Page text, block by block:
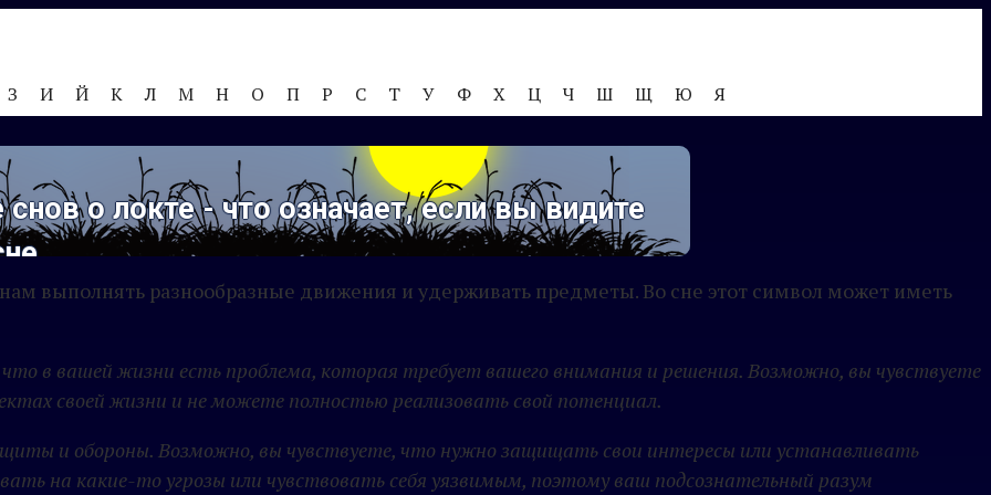
З И Й К Л М Н О П Р С Т У Ф Х Ц Ч Ш Щ Ю Я
снов о локте - что означает, если вы видите
нам выполнять разнообразные движения и удерживать предметы. Во сне этот символ может иметь
в вашей жизни есть проблема, которая требует вашего внимания и решения. Возможно, вы чувствуете
своей жизни и не можете полностью реализовать свой потенциал.
и обороны. Возможно, вы чувствуете, что нужно защищать свои интересы или устанавливать
на какие-то угрозы или чувствовать себя уязвимым, поэтому ваш подсознательный разум